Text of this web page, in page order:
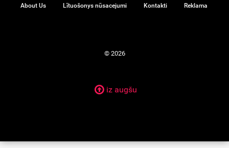
About Us Lītuošonys nūsacejumi Kontakti Reklama
© 2026
iz augšu